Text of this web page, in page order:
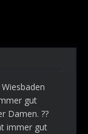
gut
Damen. ??
immer gut